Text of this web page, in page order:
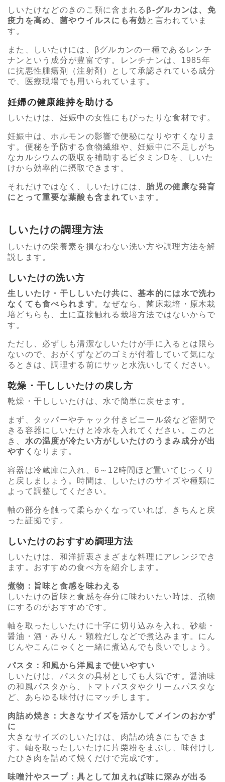
しいたけなどのきのこ類に含まれる β-グルカンは、免
疫力を高め、菌やウイルスにも有効 と言われていま
す。
また、しいたけには、βグルカンの一種であるレンチ
ナンという成分が豊富です。レンチナンは、1985年
に抗悪性腫瘍剤（注射剤）として承認されている成分
で、医療現場でも用いられています。
妊婦の健康維持を助ける
しいたけは、妊娠中の女性にもぴったりな食材です。
妊娠中は、ホルモンの影響で便秘になりやすくなりま
す。便秘を予防する食物繊維や、妊娠中に不足しがち
なカルシウムの吸収を補助するビタミンDを、しいた
けから効率的に摂取できます。
それだけではなく、しいたけには、
胎児の健康な発育
にとって重要な葉酸も含まれています。
しいたけの調理方法
しいたけの栄養素を損なわない洗い方や調理方法を解
説します。
しいたけの洗い方
生しいたけ・干ししいたけ共に、基本的には水で洗わ
なくても食べられます。なぜなら、菌床栽培・原木栽
培どちらも、土に直接触れる栽培方法ではないからで
す。
ただし、必ずしも清潔なしいたけが手に入るとは限ら
ないので、おがくずなどのゴミが付着していて気にな
るときは、調理する前にサッと水洗いしてください。
乾燥・干ししいたけの戻し方
乾燥・干ししいたけは、水で簡単に戻せます。
まず、タッパーやチャック付きビニール袋など密閉で
きる容器にしいたけと冷水を入れてください。このと
き、 水の温度が冷たい方がしいたけのうまみ成分が出
やすく なります。
容器は冷蔵庫に入れ、6～12時間ほど置いてじっくり
と戻しましょう。時間は、しいたけのサイズや種類に
よって調整してください。
軸の部分を触って柔らかくなっていれば、きちんと戻
った証拠です。
しいたけのおすすめ調理方法
しいたけは、和洋折衷さまざまな料理にアレンジでき
ます。おすすめの食べ方を紹介します。
煮物：旨味と食感を味わえる
しいたけの旨味と食感を存分に味わいたい時は、煮物
にするのがおすすめです。
軸を取ったしいたけに十字に切り込みを入れ、砂糖・
醤油・酒・みりん・顆粒だしなどで煮込みます。にん
じんやこんにゃくと一緒に煮込んでも良いでしょう。
パスタ：和風から洋風まで使いやすい
しいたけは、パスタの具材としても人気です。醤油味
の和風パスタから、トマトパスタやクリームパスタな
ど、あらゆる味付けにマッチします。
肉詰め焼き：大きなサイズを活かしてメインのおかず
に
大きなサイズのしいたけは、肉詰め焼きにもできま
す。軸を取ったしいたけに片栗粉をまぶし、味付けし
たひき肉を詰めて焼くだけで完成です。
味噌汁やスープ：具として加えれば味に深みが出る